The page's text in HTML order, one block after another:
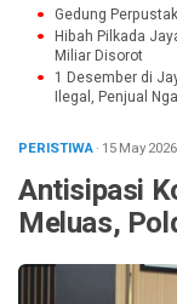
Gedung
Hibah Pilkada
Miliar Disorot
1 Desember di
Ilegal, Penjual
PERISTIWA· 15 May 2026
Antisipasi
Meluas,